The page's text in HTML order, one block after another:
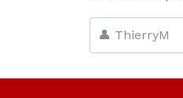
👤 ThierryM